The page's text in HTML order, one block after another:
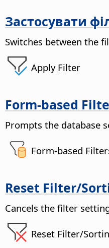
Застосувати
Switches between the
Apply Filter
Form-based
Prompts the database
Form-based
Reset Filter/
Cancels the filter
Reset Filter/